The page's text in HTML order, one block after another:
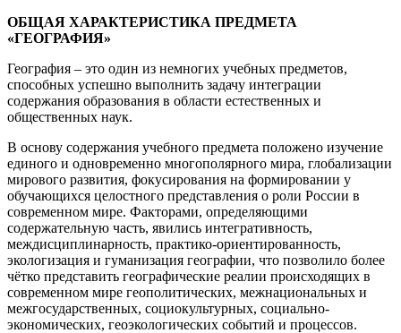
ОБЩАЯ ХАРАКТЕРИСТИКА ПРЕДМЕТА
«ГЕОГРАФИЯ»
География – это один из немногих учебных предметов,
способных успешно выполнить задачу интеграции
содержания образования в области естественных и
общественных наук.
В основу содержания учебного предмета положено изучение
единого и одновременно многополярного мира, глобализации
мирового развития, фокусирования на формировании у
обучающихся целостного представления о роли России в
современном мире. Факторами, определяющими
содержательную часть, явились интегративность,
междисциплинарность, практико-ориентированность,
экологизация и гуманизация географии, что позволило более
чётко представить географические реалии происходящих в
современном мире геополитических, межнациональных и
межгосударственных, социокультурных, социально-
экономических, геоэкологических событий и процессов.